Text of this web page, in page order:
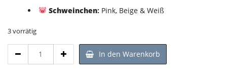
Schweinchen:Pink, Beige & Weiß
3 vorrätig
In den Warenkorb